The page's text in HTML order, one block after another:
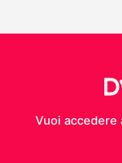
Vuoi accedere